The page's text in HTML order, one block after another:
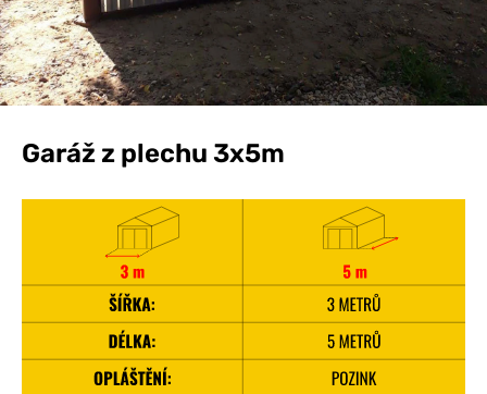
Garáž z plechu 3x5m